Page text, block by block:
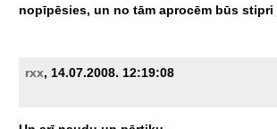
nopīpēsies, un no tām aprocēm būs stipri
rxx, 14.07.2008. 12:19:08